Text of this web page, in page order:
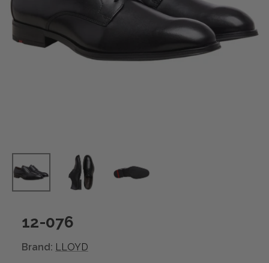
12-076
Brand: LLOYD